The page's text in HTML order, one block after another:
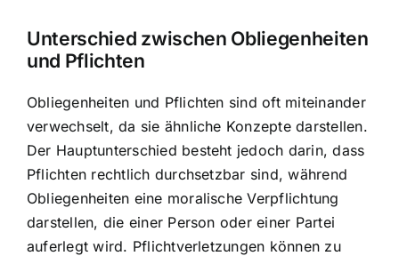
Unterschied zwischen Obliegenheiten
und Pflichten
Obliegenheiten und Pflichten sind oft miteinander
verwechselt, da sie ähnliche Konzepte darstellen.
Der Hauptunterschied besteht jedoch darin, dass
Pflichten rechtlich durchsetzbar sind, während
Obliegenheiten eine moralische Verpflichtung
darstellen, die einer Person oder einer Partei
auferlegt wird. Pflichtverletzungen können zu